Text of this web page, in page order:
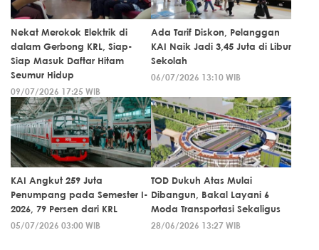
Nekat Merokok Elektrik di
dalam Gerbong KRL, Siap-
Siap Masuk Daftar Hitam
Seumur Hidup
09/07/2026 17:25 WIB
Ada Tarif Diskon, Pelanggan
KAI Naik Jadi 3,45 Juta di Libur
Sekolah
06/07/2026 13:10 WIB
KAI Angkut 259 Juta
Penumpang pada Semester I-
2026, 79 Persen dari KRL
05/07/2026 03:00 WIB
TOD Dukuh Atas Mulai
Dibangun, Bakal Layani 6
Moda Transportasi Sekaligus
28/06/2026 13:27 WIB